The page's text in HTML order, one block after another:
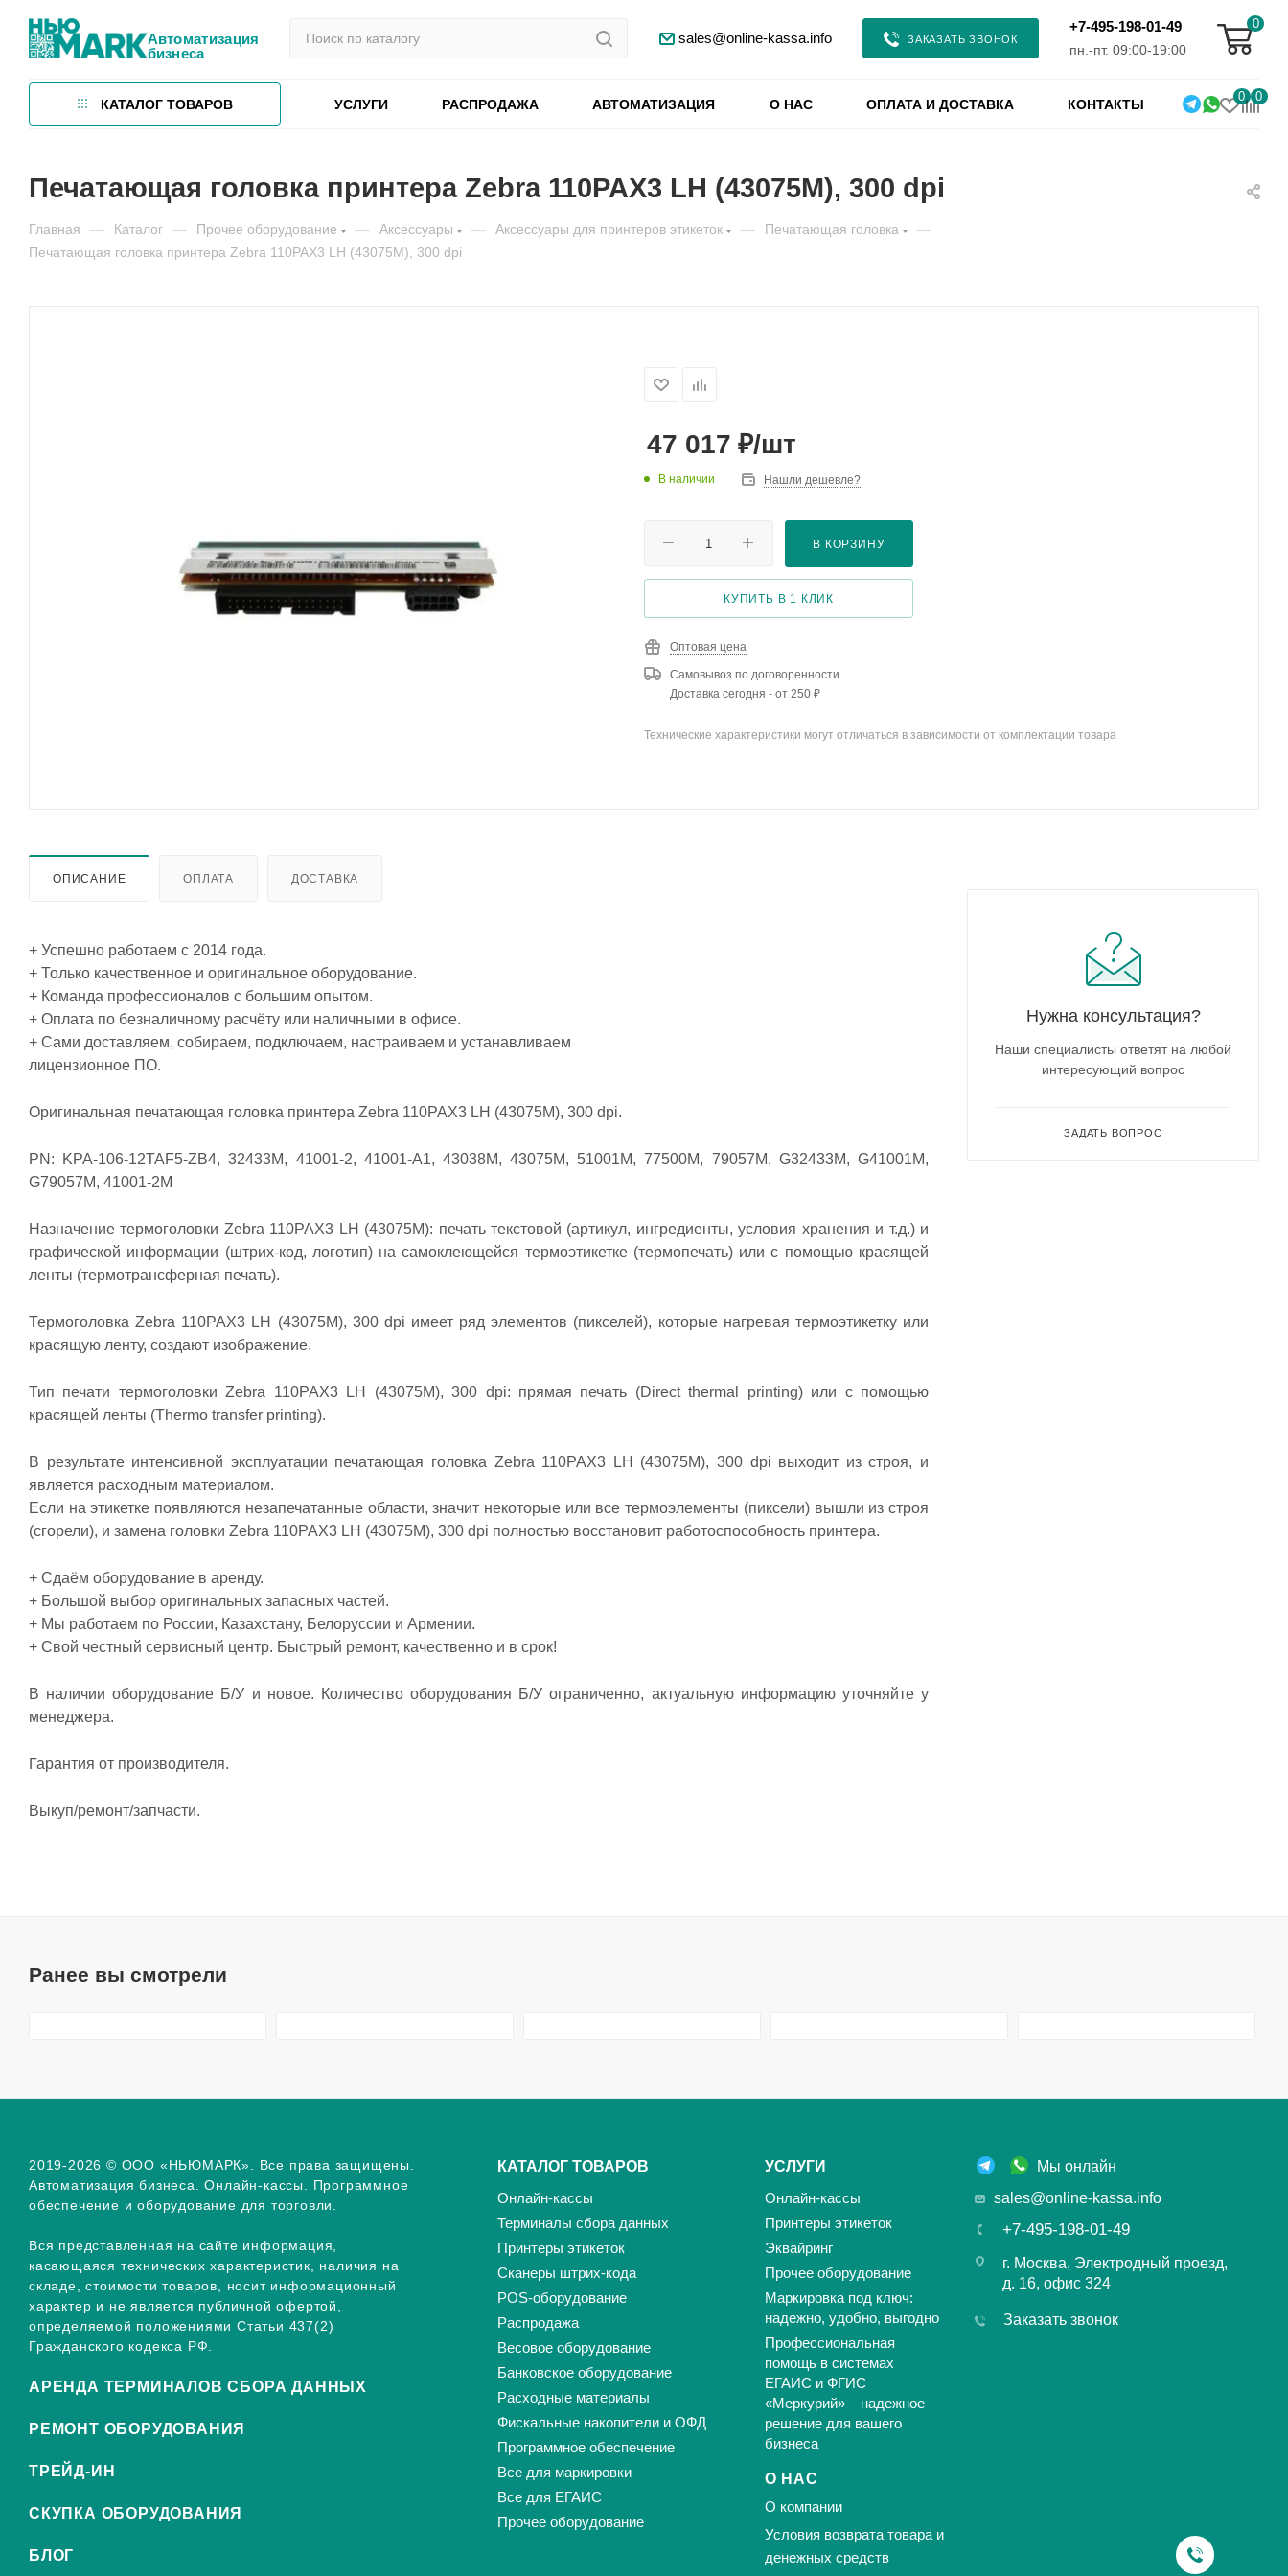
Автоматизация
бизнеса
sales@online-kassa.info ЗАКАЗАТЬ ЗВОНОК
+7-495-198-01-49
пн.-пт. 09:00-19:00
0
КАТАЛОГ ТОВАРОВ УСЛУГИ РАСПРОДАЖА АВТОМАТИЗАЦИЯ О НАС ОПЛАТА И ДОСТАВКА КОНТАКТЫ
0 0
Печатающая головка принтера Zebra 110PAX3 LH (43075M), 300 dpi
Главная — Каталог — Прочее оборудование — Аксессуары — Аксессуары для принтеров этикеток — Печатающая головка —
Печатающая головка принтера Zebra 110PAX3 LH (43075M), 300 dpi
47 017 ₽/шт
В наличии Нашли дешевле?
В КОРЗИНУ
КУПИТЬ В 1 КЛИК
Оптовая цена
Самовывоз по договоренности
Доставка сегодня - от 250 ₽
Технические характеристики могут отличаться в зависимости от комплектации товара
ОПИСАНИЕ ОПЛАТА ДОСТАВКА
+ Успешно работаем с 2014 года.
+ Только качественное и оригинальное оборудование.
+ Команда профессионалов с большим опытом.
+ Оплата по безналичному расчёту или наличными в офисе.
+ Сами доставляем, собираем, подключаем, настраиваем и устанавливаем
лицензионное ПО.
Оригинальная печатающая головка принтера Zebra 110PAX3 LH (43075M), 300 dpi.
PN: KPA-106-12TAF5-ZB4, 32433M, 41001-2, 41001-A1, 43038M, 43075M, 51001M, 77500M, 79057M, G32433M, G41001M,
G79057M, 41001-2M
Назначение термоголовки Zebra 110PAX3 LH (43075M): печать текстовой (артикул, ингредиенты, условия хранения и т.д.) и
графической информации (штрих-код, логотип) на самоклеющейся термоэтикетке (термопечать) или с помощью красящей
ленты (термотрансферная печать).
Термоголовка Zebra 110PAX3 LH (43075M), 300 dpi имеет ряд элементов (пикселей), которые нагревая термоэтикетку или
красящую ленту, создают изображение.
Тип печати термоголовки Zebra 110PAX3 LH (43075M), 300 dpi: прямая печать (Direct thermal printing) или с помощью
красящей ленты (Thermo transfer printing).
В результате интенсивной эксплуатации печатающая головка Zebra 110PAX3 LH (43075M), 300 dpi выходит из строя, и
является расходным материалом.
Если на этикетке появляются незапечатанные области, значит некоторые или все термоэлементы (пиксели) вышли из строя
(сгорели), и замена головки Zebra 110PAX3 LH (43075M), 300 dpi полностью восстановит работоспособность принтера.
+ Сдаём оборудование в аренду.
+ Большой выбор оригинальных запасных частей.
+ Мы работаем по России, Казахстану, Белоруссии и Армении.
+ Свой честный сервисный центр. Быстрый ремонт, качественно и в срок!
В наличии оборудование Б/У и новое. Количество оборудования Б/У ограниченно, актуальную информацию уточняйте у
менеджера.
Гарантия от производителя.
Выкуп/ремонт/запчасти.
Нужна консультация?
Наши специалисты ответят на любой
интересующий вопрос
ЗАДАТЬ ВОПРОС
Ранее вы смотрели
2019-2026 © ООО «НЬЮМАРК». Все права защищены.
Автоматизация бизнеса. Онлайн-кассы. Программное
обеспечение и оборудование для торговли.
Вся представленная на сайте информация,
касающаяся технических характеристик, наличия на
складе, стоимости товаров, носит информационный
характер и не является публичной офертой,
определяемой положениями Статьи 437(2)
Гражданского кодекса РФ.
АРЕНДА ТЕРМИНАЛОВ СБОРА ДАННЫХ
РЕМОНТ ОБОРУДОВАНИЯ
ТРЕЙД-ИН
СКУПКА ОБОРУДОВАНИЯ
БЛОГ
КАТАЛОГ ТОВАРОВ
Онлайн-кассы
Терминалы сбора данных
Принтеры этикеток
Сканеры штрих-кода
POS-оборудование
Распродажа
Весовое оборудование
Банковское оборудование
Расходные материалы
Фискальные накопители и ОФД
Программное обеспечение
Все для маркировки
Все для ЕГАИС
Прочее оборудование
УСЛУГИ
Онлайн-кассы
Принтеры этикеток
Эквайринг
Прочее оборудование
Маркировка под ключ:
надежно, удобно, выгодно
Профессиональная
помощь в системах
ЕГАИС и ФГИС
«Меркурий» – надежное
решение для вашего
бизнеса
О НАС
О компании
Условия возврата товара и
денежных средств
Мы онлайн
sales@online-kassa.info
+7-495-198-01-49
г. Москва, Электродный проезд,
д. 16, офис 324
Заказать звонок